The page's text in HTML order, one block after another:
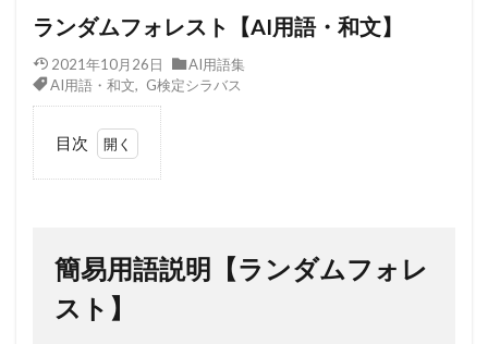
ランダムフォレスト【AI用語・和文】
2021年10月26日
AI用語集
AI用語・和文
G検定シラバス
目次
【ラ
ンダ
ムフ
簡易用語説明【ランダムフォレ
スト】